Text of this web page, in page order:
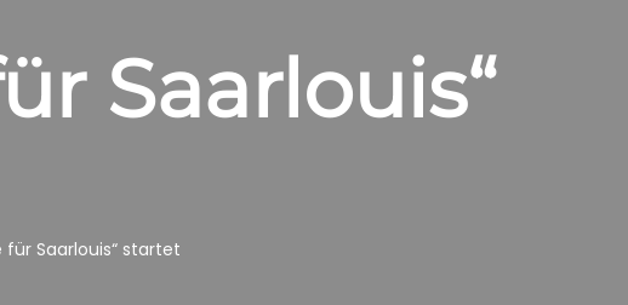
Saarlouis“
für Saarlouis“ startet